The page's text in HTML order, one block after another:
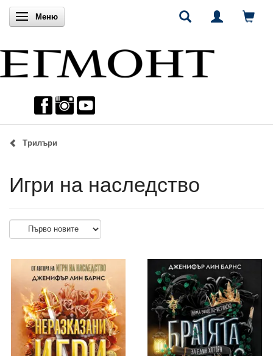
Включи навигацията
Меню
Трилъри
Игри на наследство